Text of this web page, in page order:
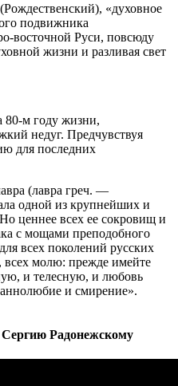
«духовное
подвижника
восточной Руси, повсюду
жизни и разливая свет
80-м году жизни,
недуг. Предчувствуя
для последних
(лавра греч. —
одной из крупнейших и
ценнее всех ее сокровищ и
с мощами преподобного
всех поколений русских
всех молю: прежде имейте
и телесную, и любовь
и смирение».
Радонежскому